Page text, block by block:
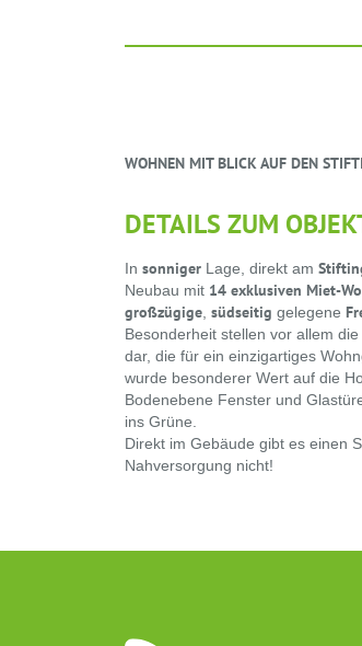
WOHNEN MIT BLICK AUF DEN
DETAILS ZUM
In sonniger Lage, direkt am
Neubau mit 14 exklusiven Miet-
großzügige, südseitig gelegene
Besonderheit stellen vor allem
dar, die für ein einzigartiges
wurde besonderer Wert auf die
Bodenebene Fenster und
ins Grüne.
Direkt im Gebäude gibt es einen
Nahversorgung nicht!